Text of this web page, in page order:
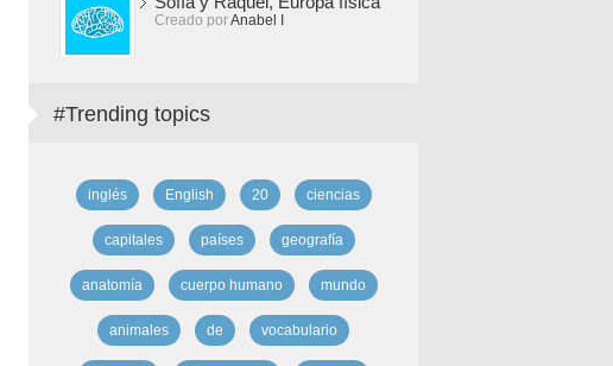
Creado porAnabel I
#Trending topics
inglés English 20 ciencias
capitales países geografía
anatomía cuerpo humano mundo
animales de vocabulario